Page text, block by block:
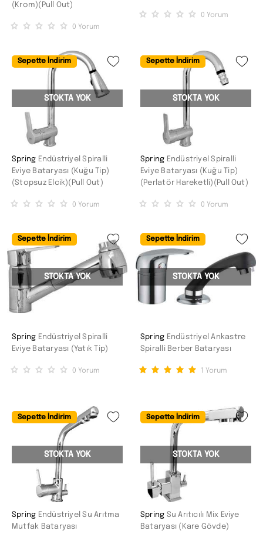
(Krom)(Pull Out)
0 Yorum
0 Yorum
Sepette İndirim
STOKTA YOK
Spring Endüstriyel Spiralli
Eviye Bataryası (Kuğu Tip)
(Stopsuz Elcik)(Pull Out)
0 Yorum
Sepette İndirim
STOKTA YOK
Spring Endüstriyel Spiralli
Eviye Bataryası (Kuğu Tip)
(Perlatör Hareketli)(Pull Out)
0 Yorum
Sepette İndirim
STOKTA YOK
Spring Endüstriyel Spiralli
Eviye Bataryası (Yatık Tip)
0 Yorum
Sepette İndirim
STOKTA YOK
Spring Endüstriyel Ankastre
Spiralli Berber Bataryası
1 Yorum
Sepette İndirim
STOKTA YOK
Spring Endüstriyel Su Arıtma
Mutfak Bataryası
Sepette İndirim
STOKTA YOK
Spring Su Arıtıcılı Mix Eviye
Bataryası (Kare Gövde)